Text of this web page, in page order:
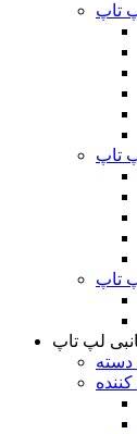
تاپ
تاپ
تاپ
لپ تاپ
دسته